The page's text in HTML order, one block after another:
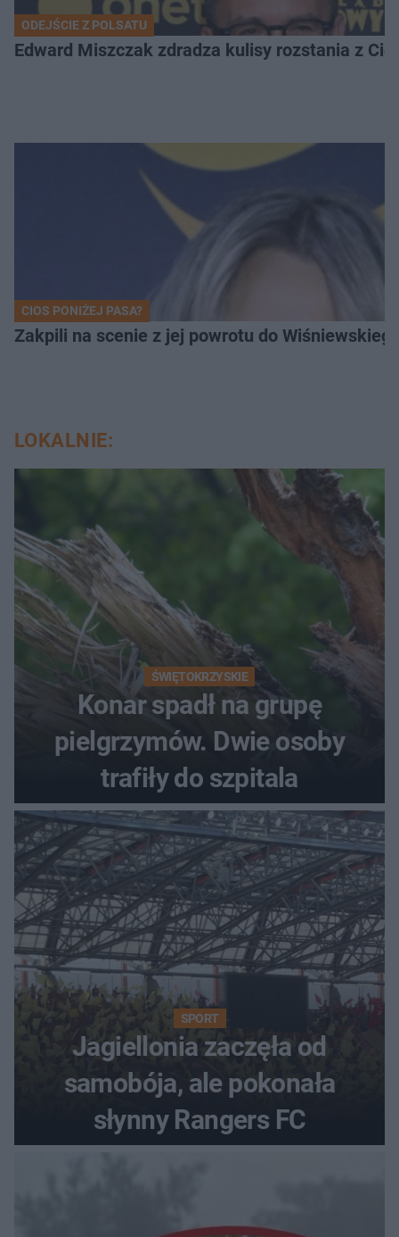
ODEJŚCIE Z POLSATU
Edward Miszczak zdradza kulisy rozstania z
CIOS PONIŻEJ PASA?
Zakpili na scenie z jej powrotu do
LOKALNIE:
ŚWIĘTOKRZYSKIE
Konar spadł na grupę
pielgrzymów. Dwie osoby
trafiły do szpitala
SPORT
Jagiellonia zaczęła od
samobója, ale pokonała
słynny Rangers FC